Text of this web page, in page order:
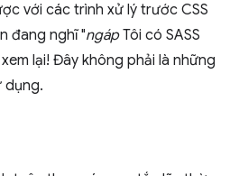
với các trình xử lý trước CSS
đang nghĩ "ngápTôi có SASS
lại! Đây không phải là những
dụng.